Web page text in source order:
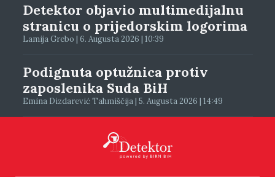
Detektor objavio multimedijalnu
stranicu o prijedorskim logorima
Lamija Grebo | 6. Augusta 2026 | 10:39
Podignuta optužnica protiv
zaposlenika Suda BiH
Emina Dizdarević Tahmiščija | 5. Augusta 2026 | 14:49